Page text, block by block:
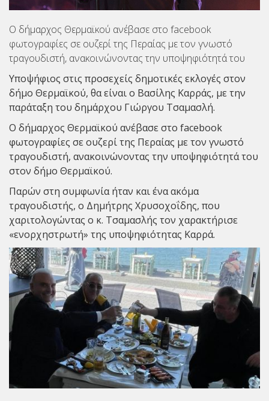
Ο δήμαρχος Θερμαϊκού ανέβασε στο facebook
φωτογραφίες σε ουζερί της Περαίας με τον γνωστό
τραγουδιστή, ανακοινώνοντας την υποψηφιότητά του
Υποψήφιος στις προσεχείς δημοτικές εκλογές στον
δήμο Θερμαϊκού, θα είναι ο Βασίλης Καρράς, με την
παράταξη του δημάρχου Γιώργου Τσαμασλή.
Ο δήμαρχος Θερμαϊκού ανέβασε στο facebook
φωτογραφίες σε ουζερί της Περαίας με τον γνωστό
τραγουδιστή, ανακοινώνοντας την υποψηφιότητά του
στον δήμο Θερμαϊκού.
Παρών στη συμφωνία ήταν και ένα ακόμα
τραγουδιστής, ο Δημήτρης Χρυσοχοΐδης, που
χαριτολογώντας ο κ. Τσαμασλής τον χαρακτήρισε
«ενορχηστρωτή» της υποψηφιότητας Καρρά.